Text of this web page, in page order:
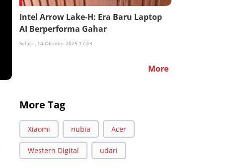
Intel Arrow Lake-H: Era Baru Laptop
AI Berperforma Gahar
Selasa, 14 Oktober 2025 17:03
More
More Tag
Xiaomi nubia Acer
Western Digital udari